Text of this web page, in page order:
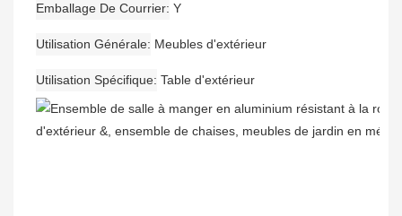
Emballage De Courrier Y
Utilisation Générale Meubles d'extérieur
Utilisation Spécifique Table d'extérieur